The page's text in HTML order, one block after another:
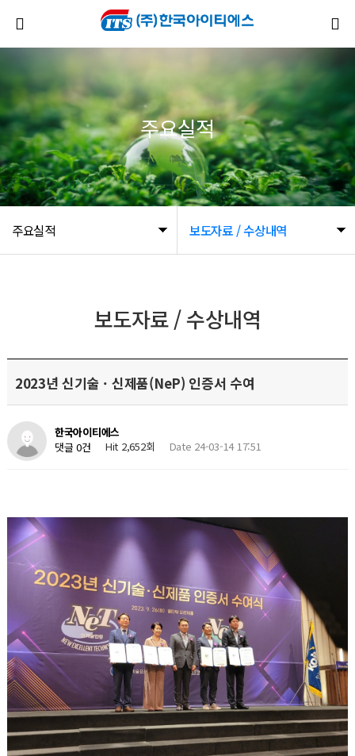
주요실적 보도자료 / 수상내역
주요실적
보도자료 / 수상내역
2023년 신기술 · 신제품(NeP) 인증서 수여
한국아이티에스
댓글 0건
Hit 2,652회 Date 24-03-14 17:51